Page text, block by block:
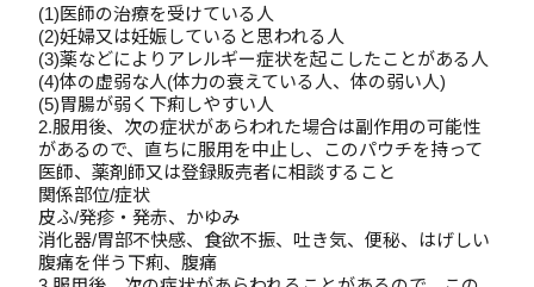
(1)医師の治療を受けている人
(2)妊婦又は妊娠していると思われる人
(3)薬などによりアレルギー症状を起こしたことがある人
(4)体の虚弱な人(体力の衰えている人、体の弱い人)
(5)胃腸が弱く下痢しやすい人
2.服用後、次の症状があらわれた場合は副作用の可能性
があるので、直ちに服用を中止し、このパウチを持って
医師、薬剤師又は登録販売者に相談すること
関係部位/症状
皮ふ/発疹・発赤、かゆみ
消化器/胃部不快感、食欲不振、吐き気、便秘、はげしい
腹痛を伴う下痢、腹痛